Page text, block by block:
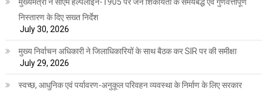
निस्तारण के दिए सख्त निर्देश
July 30, 2026
मुख्य निर्वाचन अधिकारी ने जिलाधिकारियों के साथ बैठक कर SIR पर की समीक्षा
July 29, 2026
स्वच्छ, आधुनिक एवं पर्यावरण-अनुकूल परिवहन व्यवस्था के निर्माण के लिए सरकार